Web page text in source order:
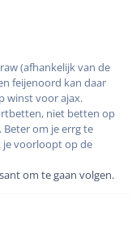
(afhankelijk van de
feijenoord kan daar
winst voor ajax.
niet betten op
Beter om je errg te
je voorloopt op de
om te gaan volgen.